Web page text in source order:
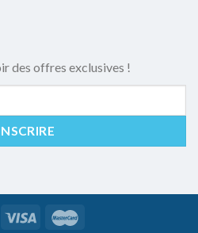
des offres exclusives !